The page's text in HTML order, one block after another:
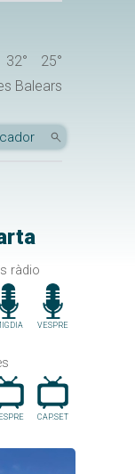
32°
25°
Balears
ràdio
VESPRE
CAP.SET